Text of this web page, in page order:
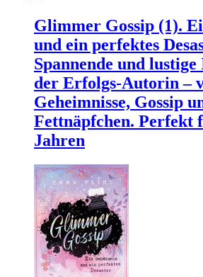
Glimmer Gossip (1).
und ein perfektes
Spannende und
der Erfolgs-Autorin –
Geheimnisse, Gossip
Fettnäpfchen. Perfekt
Jahren